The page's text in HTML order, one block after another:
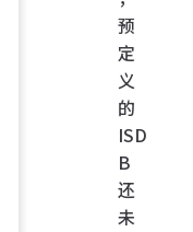
预
定
义
的
ISD
B
还
未